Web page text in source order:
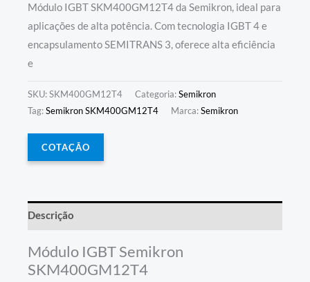
Módulo IGBT SKM400GM12T4 da Semikron, ideal para
aplicações de alta potência. Com tecnologia IGBT 4 e
encapsulamento SEMITRANS 3, oferece alta eficiência
e
SKU:SKM400GM12T4 Categoria:Semikron
Tag:Semikron SKM400GM12T4 Marca:Semikron
COTAÇÃO
Descrição
Módulo IGBT Semikron
SKM400GM12T4